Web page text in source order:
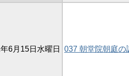
6月15日水曜日 037 朝堂院朝庭の